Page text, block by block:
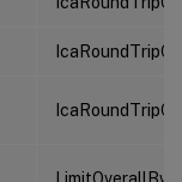
LimitOverallBw